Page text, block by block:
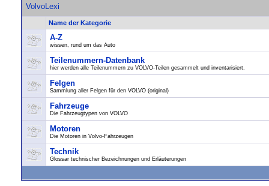
VolvoLexi
Name der Kategorie
A-Z
wissen, rund um das Auto
Teilenummern-Datenbank
hier werden alle Teilenummern zu VOLVO-Teilen gesammelt und inventarisiert.
Felgen
Sammlung aller Felgen für den VOLVO (original)
Fahrzeuge
Die Fahrzeugtypen von VOLVO
Motoren
Die Motoren in Volvo-Fahrzeugen
Technik
Glossar technischer Bezeichnungen und Erläuterungen